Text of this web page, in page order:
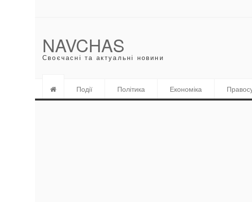
NAVCHAS
Своєчасні та актуальні новини
Події Політика Економіка